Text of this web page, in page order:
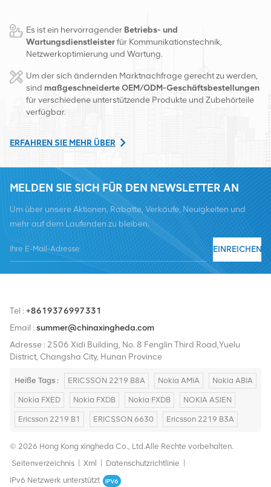
das Unternehmen über zwei intelligente Lager und
Fabrikvertriebszentren in Changsha und Hongkong. Im Jahr
Changsha, China. Mit Sitz in China betreiben wir internationale
Geschäfte in Südostasien, Europa, den Vereinigten Staaten,
regional führende Telekommunikationsbetreiber mit
wie Übertragung, Stromversorgung, optischen Modulen, Kabel,
Klemmen und unterstützende Hilfsmaterialien. Zu den
Dienstleistern zählen Nokia, Ericsson, Huawei, ZTE, Bell, Alcatel,
Nortel, Siemens und Lucent. Wir werden unseren internationalen
Marktanteil durch hochwertige Produkte, hochwertige
Dienstleistungen, angemessene Preise und pünktliche Lieferung
Es ist ein hervorragender Betriebs- und
Wartungsdienstleisterfür Kommunikationstechnik,
Netzwerkoptimierung und Wartung.
Um der sich ändernden Marktnachfrage gerecht zu werden,
sindmaßgeschneiderte OEM/ODM-Geschäftsbestellungen
für verschiedene unterstützende Produkte und Zubehörteile
verfügbar.
ERFAHREN SIE MEHR ÜBER
MELDEN SIE SICH FÜR DEN NEWSLETTER AN
Um über unsere Aktionen, Rabatte, Verkäufe, Neuigkeiten und
mehr auf dem Laufenden zu bleiben.
EINREICHEN
Tel :+8619376997331
Email :summer@chinaxingheda.com
Adresse : 2506 Xidi Building, No. 8 Fenglin Third Road,Yuelu
District, Changsha City, Hunan Province
Heiße Tags : ERICSSON 2219 B8A Nokia AMIA Nokia ABIA
Nokia FXED Nokia FXDB Nokia FXDB NOKIA ASIEN
Ericsson 2219 B1 ERICSSON 6630 Ericsson 2219 B3A
© 2026 Hong Kong xingheda Co., Ltd.Alle Rechte vorbehalten.
Seitenverzeichnis
Xml Datenschutzrichtlinie
IPv6 Netzwerk unterstützt